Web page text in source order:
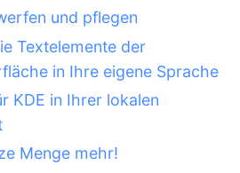
und pflegen
Textelemente der
in Ihre eigene Sprache
KDE in Ihrer lokalen
Menge mehr!